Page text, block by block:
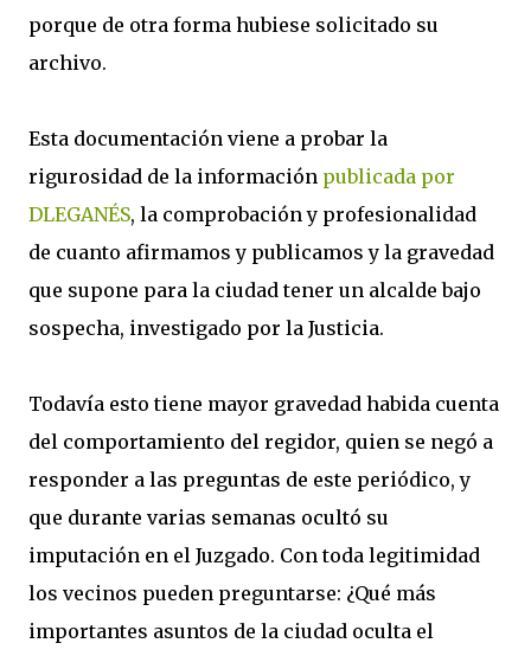
porque de otra forma hubiese solicitado su
archivo.
Esta documentación viene a probar la
rigurosidad de la información publicada por
DLEGANÉS, la comprobación y profesionalidad
de cuanto afirmamos y publicamos y la gravedad
que supone para la ciudad tener un alcalde bajo
sospecha, investigado por la Justicia.
Todavía esto tiene mayor gravedad habida cuenta
del comportamiento del regidor, quien se negó a
responder a las preguntas de este periódico, y
que durante varias semanas ocultó su
imputación en el Juzgado. Con toda legitimidad
los vecinos pueden preguntarse: ¿Qué más
importantes asuntos de la ciudad oculta el